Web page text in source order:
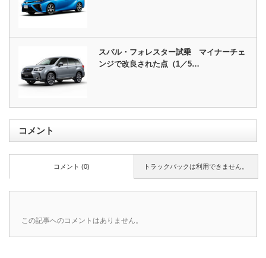
スバル・フォレスター試乗 マイナーチェ
ンジで改良された点（1／5…
コメント
トラックバックは利用できません。
コメント (0)
この記事へのコメントはありません。